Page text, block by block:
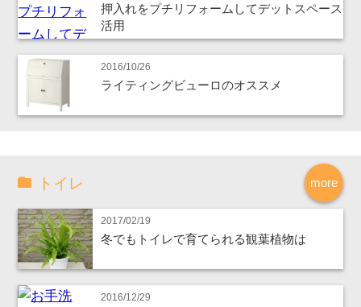
押入れをプチリフォームしてデットスペース
活用
2016/10/26
ライティングビューロのオススメ
more
トイレ
2017/02/19
冬でもトイレで育てられる観葉植物は
2016/12/29